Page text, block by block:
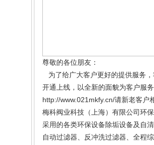
尊敬的各位朋友：
为了给广大客户更好的提供服务
开通上线，以全新的面貌为客户服
http://www.021mkfy.cn/请新老客户
梅科阀业科技（上海）有限公司环
采用的各类环保设备除垢设备及自
自动过滤器、反冲洗过滤器、全程